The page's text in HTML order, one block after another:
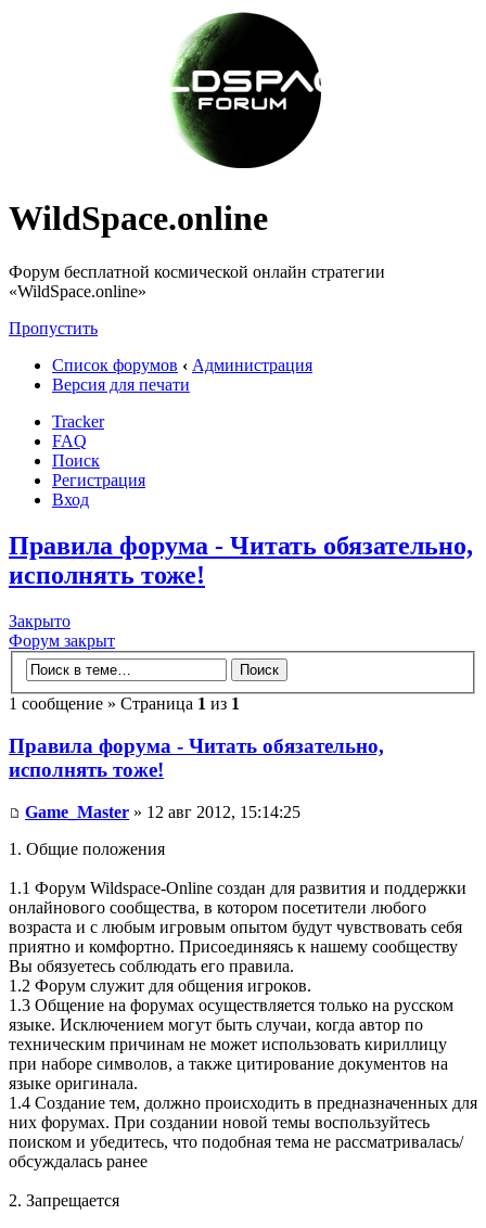
WildSpace.online
Форум бесплатной космической онлайн стратегии
«WildSpace.online»
Пропустить
Список форумов ‹ Администрация
Версия для печати
Tracker
FAQ
Поиск
Регистрация
Вход
Правила форума - Читать обязательно,
исполнять тоже!
Закрыто
Форум закрыт
1 сообщение » Страница 1 из 1
Правила форума - Читать обязательно,
исполнять тоже!
Game_Master » 12 авг 2012, 15:14:25
1. Общие положения
1.1 Форум Wildspace-Online создан для развития и поддержки
онлайнового сообщества, в котором посетители любого
возраста и с любым игровым опытом будут чувствовать себя
приятно и комфортно. Присоединяясь к нашему сообществу
Вы обязуетесь соблюдать его правила.
1.2 Форум служит для общения игроков.
1.3 Общение на форумах осуществляется только на русском
языке. Исключением могут быть случаи, когда автор по
техническим причинам не может использовать кириллицу
при наборе символов, а также цитирование документов на
языке оригинала.
1.4 Создание тем, должно происходить в предназначенных для
них форумах. При создании новой темы воспользуйтесь
поиском и убедитесь, что подобная тема не рассматривалась/
обсуждалась ранее
2. Запрещается